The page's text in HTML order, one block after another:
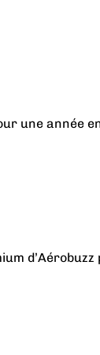
une année